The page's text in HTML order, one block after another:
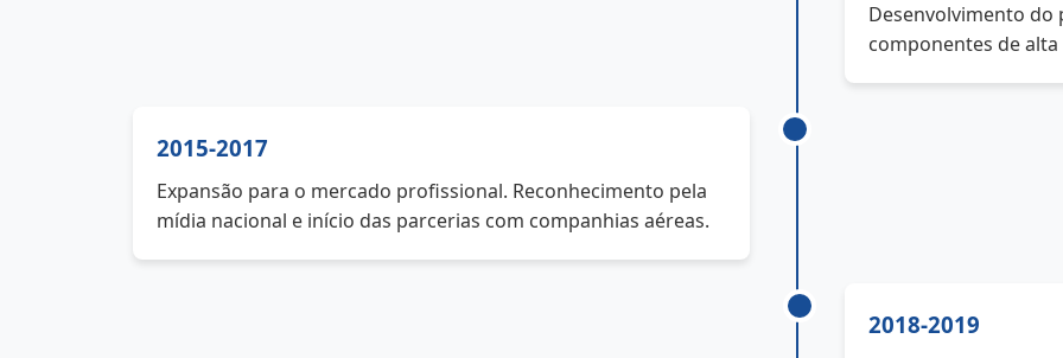
Desenvolvimento do
componentes de
2015-2017
Expansão para o mercado profissional. Reconhecimento pela
mídia nacional e início das parcerias com companhias aéreas.
2018-2019